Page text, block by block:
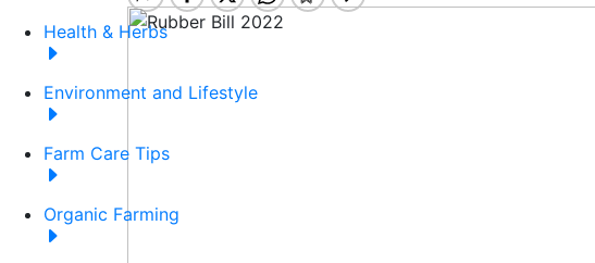
Health & Herbs
Environment and Lifestyle
Farm Care Tips
Organic Farming